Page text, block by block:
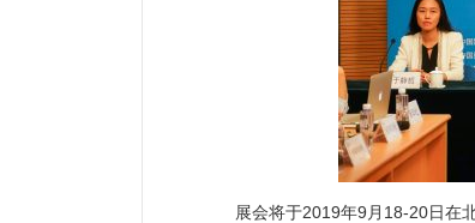
展会将于2019年9月18-20日在